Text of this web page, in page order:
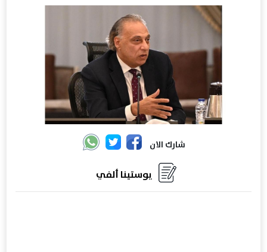
شارك الان
يوستينا ألفي